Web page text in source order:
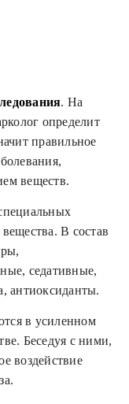
. На
определит
правильное
веществ.
В состав
седативные,
антиоксиданты.
в усиленном
Беседуя с ними,
воздействие